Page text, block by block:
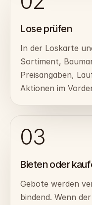
Lose prüfen
In der Loskarte
Sortiment,
Preisangaben,
Aktionen im
03
Bieten oder
Gebote werden
bindend. Wenn